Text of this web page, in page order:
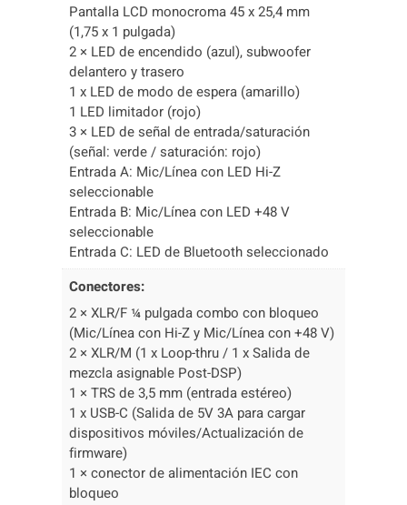
Pantalla LCD monocroma 45 x 25,4 mm
(1,75 x 1 pulgada)
2 × LED de encendido (azul), subwoofer
delantero y trasero
1 x LED de modo de espera (amarillo)
1 LED limitador (rojo)
3 × LED de señal de entrada/saturación
(señal: verde / saturación: rojo)
Entrada A: Mic/Línea con LED Hi-Z
seleccionable
Entrada B: Mic/Línea con LED +48 V
seleccionable
Entrada C: LED de Bluetooth seleccionado
Conectores:
2 × XLR/F ¼ pulgada combo con bloqueo
(Mic/Línea con Hi-Z y Mic/Línea con +48 V)
2 × XLR/M (1 x Loop-thru / 1 x Salida de
mezcla asignable Post-DSP)
1 × TRS de 3,5 mm (entrada estéreo)
1 x USB-C (Salida de 5V 3A para cargar
dispositivos móviles/Actualización de
firmware)
1 × conector de alimentación IEC con
bloqueo